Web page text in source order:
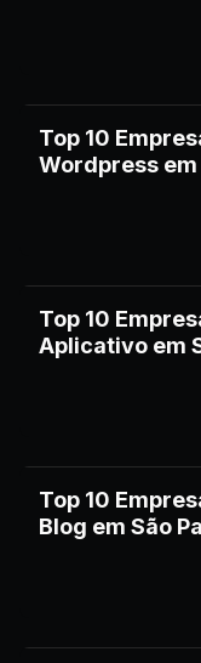
Top 10
Wordpress em
Top 10
Aplicativo em
Top 10
Blog em São